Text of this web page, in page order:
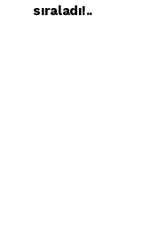
sıraladı!..